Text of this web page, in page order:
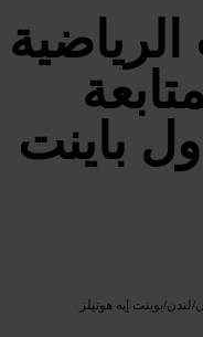
باينت
بوينت إيه هوتيلز/لندن/